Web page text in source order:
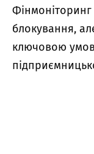
блокування,
ключовою